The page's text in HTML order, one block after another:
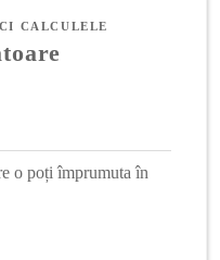
CALCULELE
o poți împrumuta în